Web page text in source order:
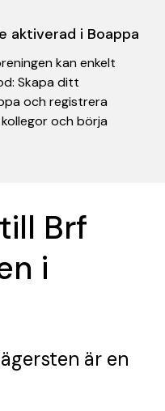
aktiverad i Boappa
kan enkelt
Skapa ditt
och registrera
och börja
Brf
i
är en